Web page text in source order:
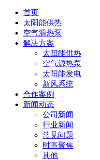
首页
太阳能供热
空气源热泵
解决方案
太阳能供热
空气源热泵
太阳能发电
新风系统
合作案例
新闻动态
公司新闻
行业新闻
常见问题
时事聚焦
其他